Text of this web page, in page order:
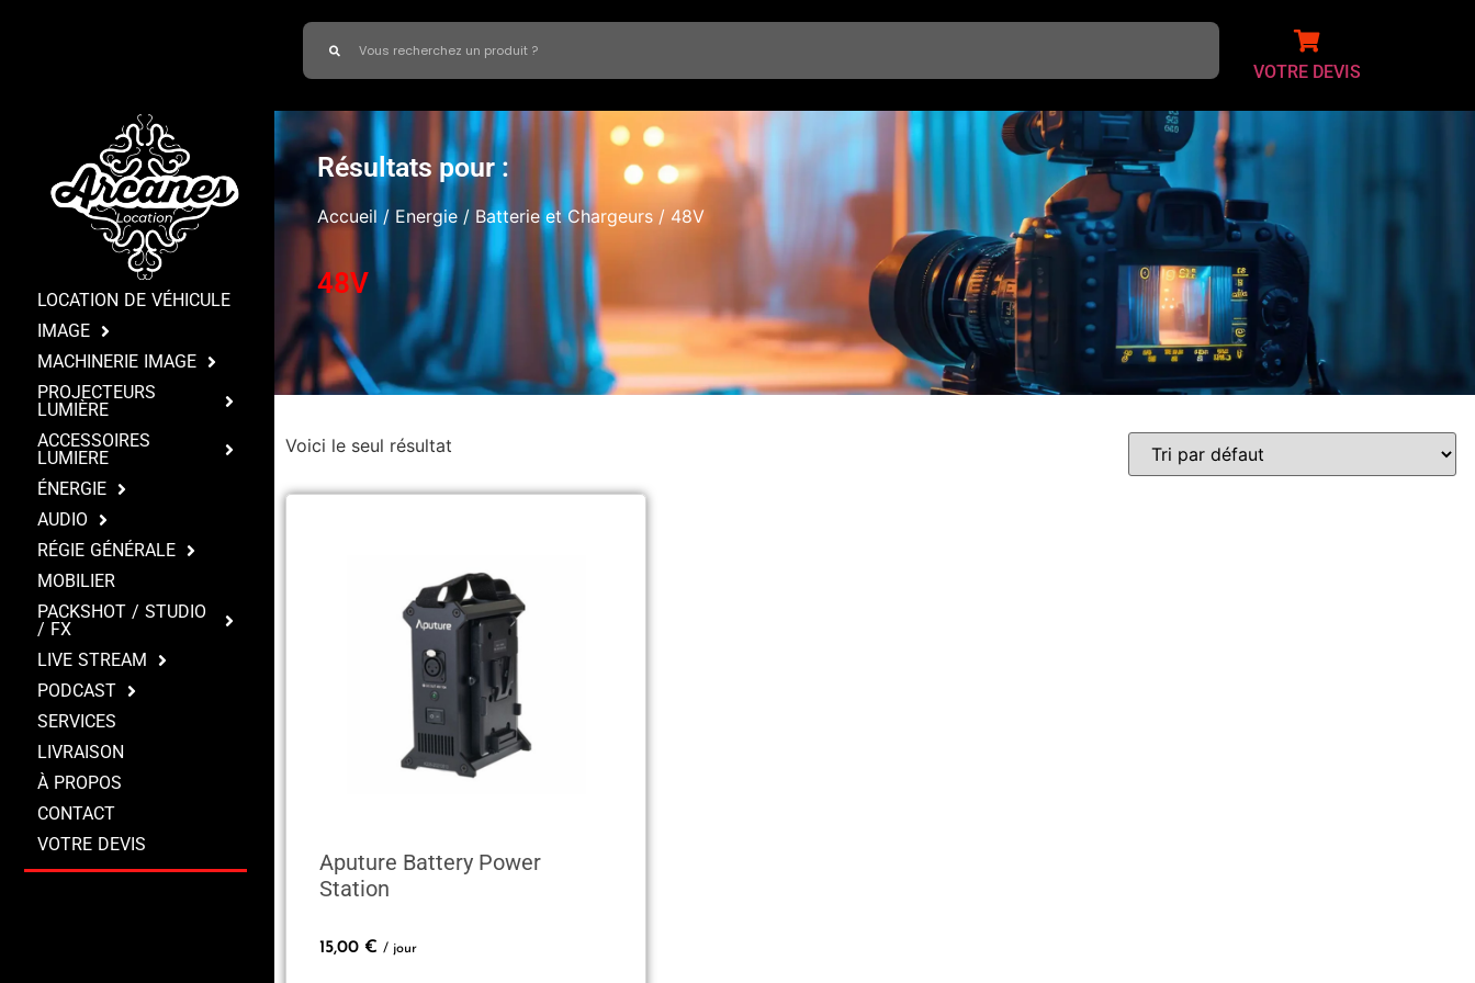
LOCATION DE VÉHICULE
IMAGE
MACHINERIE IMAGE
PROJECTEURS
LUMIÈRE
ACCESSOIRES
LUMIERE
ÉNERGIE
AUDIO
RÉGIE GÉNÉRALE
MOBILIER
PACKSHOT / STUDIO
/ FX
LIVE STREAM
PODCAST
SERVICES
LIVRAISON
À PROPOS
CONTACT
VOTRE DEVIS
VOTRE DEVIS
Résultats pour :
Accueil / Energie/ Batterie et Chargeurs/ 48V
48V
Voici le seul résultat
Aputure Battery Power
Station
15,00 € / jour